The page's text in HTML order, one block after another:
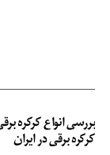
بررسی انواع کرکره
کرکره برقی در ایران